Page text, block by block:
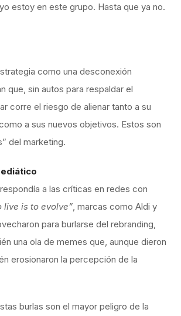
estoy en este grupo. Hasta que ya no.
como una desconexión
que, sin autos para respaldar el
corre el riesgo de alienar tanto a su
a sus nuevos objetivos. Estos son
del marketing.
a las críticas en redes con
live is to evolve”, marcas como Aldi y
para burlarse del rebranding,
una ola de memes que, aunque dieron
erosionaron la percepción de la
burlas son el mayor peligro de la